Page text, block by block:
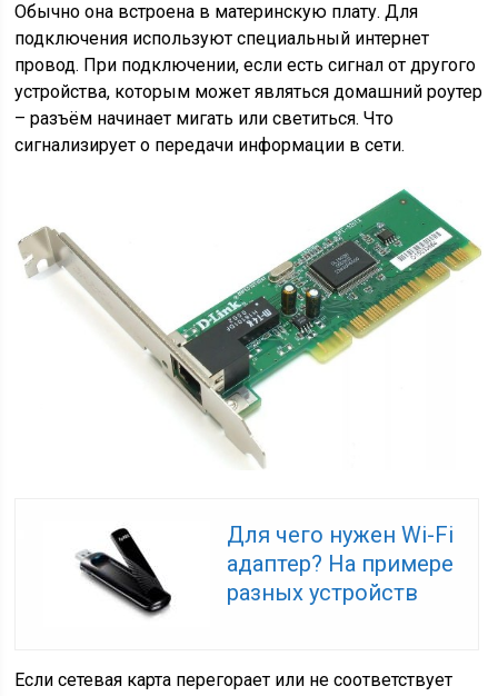
Обычно она встроена в материнскую плату. Для
подключения используют специальный интернет
провод. При подключении, если есть сигнал от другого
устройства, которым может являться домашний роутер
– разъём начинает мигать или светиться. Что
сигнализирует о передачи информации в сети.
Для чего нужен Wi-Fi
адаптер? На примере
разных устройств
Если сетевая карта перегорает или не соответствует